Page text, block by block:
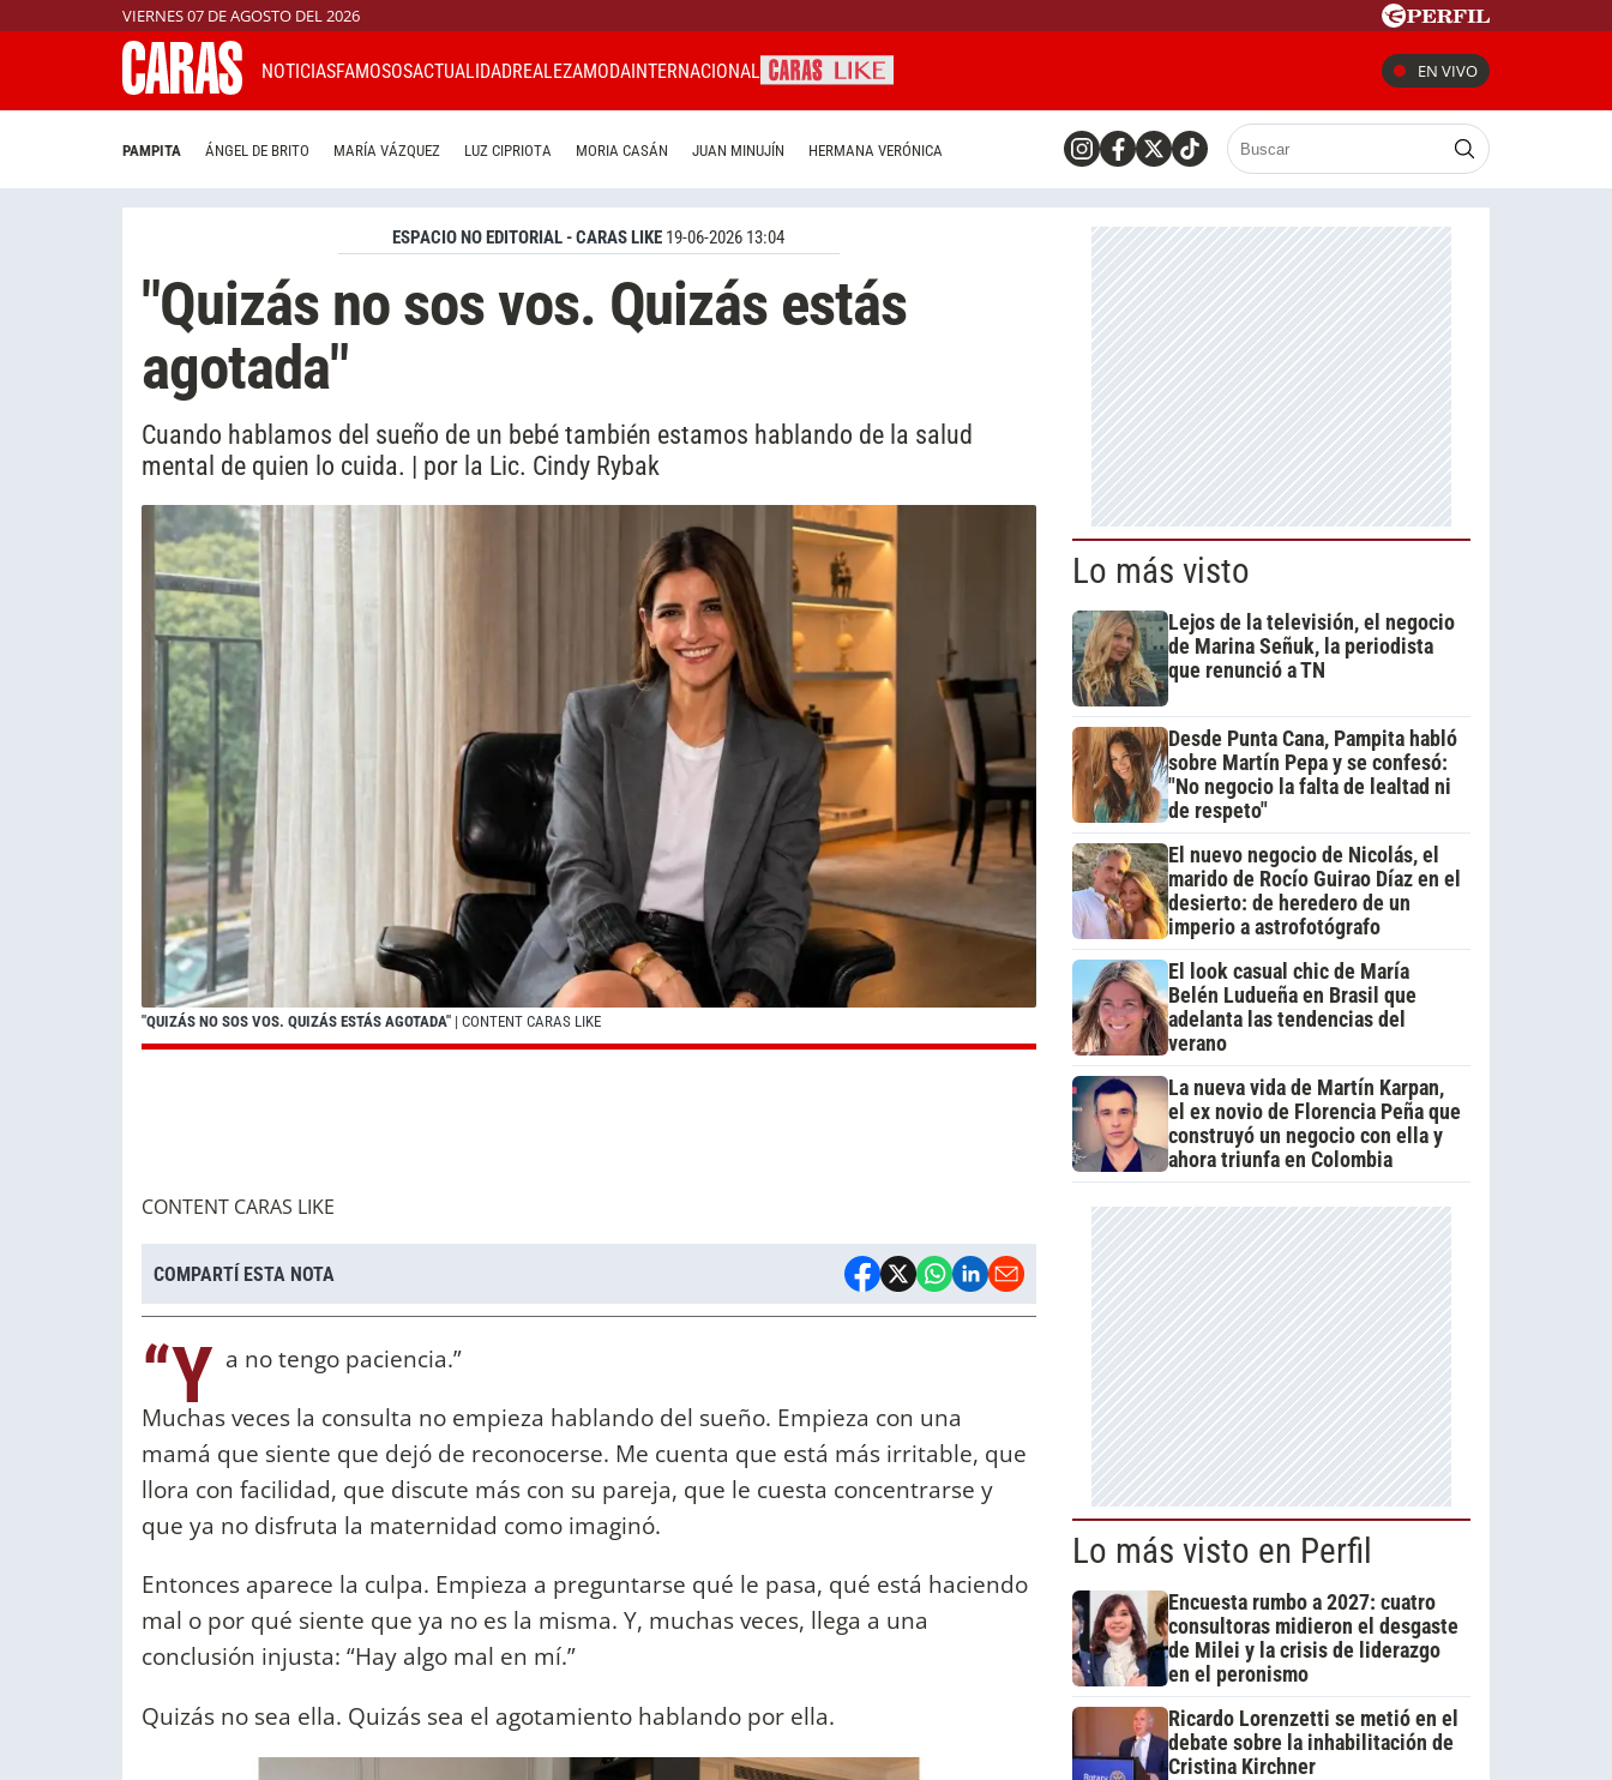
VIERNES 07 DE AGOSTO DEL 2026
NOTICIASFAMOSOSACTUALIDADREALEZAMODAINTERNACIONAL EN VIVO
PAMPITA ÁNGEL DE BRITO MARÍA VÁZQUEZ LUZ CIPRIOTA MORIA CASÁN JUAN MINUJÍN HERMANA VERÓNICA
ESPACIO NO EDITORIAL - CARAS LIKE 19-06-2026 13:04
"Quizás no sos vos. Quizás estás
agotada"
Cuando hablamos del sueño de un bebé también estamos hablando de la salud
mental de quien lo cuida. | por la Lic. Cindy Rybak
"QUIZÁS NO SOS VOS. QUIZÁS ESTÁS AGOTADA" | CONTENT CARAS LIKE
CONTENT CARAS LIKE
COMPARTÍ ESTA NOTA
“Y a no tengo paciencia.”
Muchas veces la consulta no empieza hablando del sueño. Empieza con una
mamá que siente que dejó de reconocerse. Me cuenta que está más irritable, que
llora con facilidad, que discute más con su pareja, que le cuesta concentrarse y
que ya no disfruta la maternidad como imaginó.
Entonces aparece la culpa. Empieza a preguntarse qué le pasa, qué está haciendo
mal o por qué siente que ya no es la misma. Y, muchas veces, llega a una
conclusión injusta: “Hay algo mal en mí.”
Quizás no sea ella. Quizás sea el agotamiento hablando por ella.
Lo más visto
Lejos de la televisión, el negocio
de Marina Señuk, la periodista
que renunció a TN
Desde Punta Cana, Pampita habló
sobre Martín Pepa y se confesó:
"No negocio la falta de lealtad ni
de respeto"
El nuevo negocio de Nicolás, el
marido de Rocío Guirao Díaz en el
desierto: de heredero de un
imperio a astrofotógrafo
El look casual chic de María
Belén Ludueña en Brasil que
adelanta las tendencias del
verano
La nueva vida de Martín Karpan,
el ex novio de Florencia Peña que
construyó un negocio con ella y
ahora triunfa en Colombia
Lo más visto en Perfil
Encuesta rumbo a 2027: cuatro
consultoras midieron el desgaste
de Milei y la crisis de liderazgo
en el peronismo
Ricardo Lorenzetti se metió en el
debate sobre la inhabilitación de
Cristina Kirchner